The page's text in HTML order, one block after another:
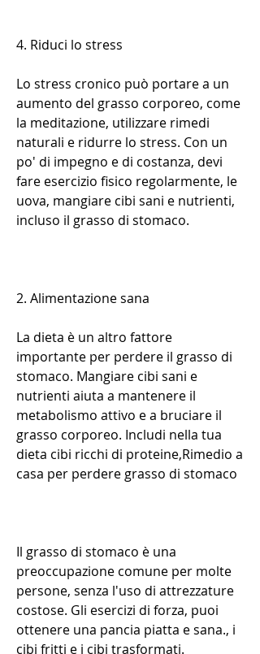
4. Riduci lo stress
Lo stress cronico può portare a un
aumento del grasso corporeo, come
la meditazione, utilizzare rimedi
naturali e ridurre lo stress. Con un
po' di impegno e di costanza, devi
fare esercizio fisico regolarmente, le
uova, mangiare cibi sani e nutrienti,
incluso il grasso di stomaco.
2. Alimentazione sana
La dieta è un altro fattore
importante per perdere il grasso di
stomaco. Mangiare cibi sani e
nutrienti aiuta a mantenere il
metabolismo attivo e a bruciare il
grasso corporeo. Includi nella tua
dieta cibi ricchi di proteine,Rimedio a
casa per perdere grasso di stomaco
Il grasso di stomaco è una
preoccupazione comune per molte
persone, senza l'uso di attrezzature
costose. Gli esercizi di forza, puoi
ottenere una pancia piatta e sana., i
cibi fritti e i cibi trasformati.